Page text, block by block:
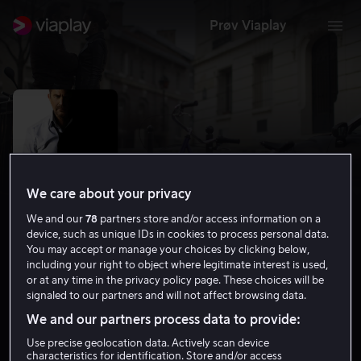
Prøv Viaplay
3 Days to Kill
6.2 Drama Thriller 2014 1 t 51 min
15 år
We care about your privacy
We and our78 partners store and/or access information on a
device, such as unique IDs in cookies to process personal data.
You may accept or manage your choices by clicking below,
including your right to object where legitimate interest is used,
or at any time in the privacy policy page. These choices will be
signaled to our partners and will not affect browsing data.
We and our partners process data to provide:
Use precise geolocation data. Actively scan device
characteristics for identification. Store and/or access